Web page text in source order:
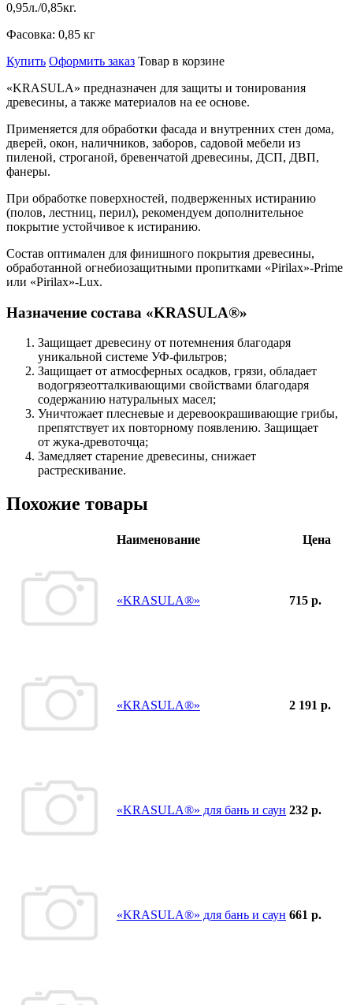
0,95л./0,85кг.
Фасовка: 0,85 кг
Купить Оформить заказ Товар в корзине
«KRASULA» предназначен для защиты и тонирования
древесины, а также материалов на ее основе.
Применяется для обработки фасада и внутренних стен дома,
дверей, окон, наличников, заборов, садовой мебели из
пиленой, строганой, бревенчатой древесины, ДСП, ДВП,
фанеры.
При обработке поверхностей, подверженных истиранию
(полов, лестниц, перил), рекомендуем дополнительное
покрытие устойчивое к истиранию.
Состав оптимален для финишного покрытия древесины,
обработанной огнебиозащитными пропитками «Pirilax»-Prime
или «Pirilax»-Lux.
Назначение состава «KRASULA®»
Защищает древесину от потемнения благодаря
уникальной системе УФ-фильтров;
Защищает от атмосферных осадков, грязи, обладает
водогрязеотталкивающими свойствами благодаря
содержанию натуральных масел;
Уничтожает плесневые и деревоокрашивающие грибы,
препятствует их повторному появлению. Защищает
от жука-древоточца;
Замедляет старение древесины, снижает
растрескивание.
Похожие товары
Наименование Цена
«KRASULA®» 715 р.
«KRASULA®» 2 191 р.
«KRASULA®» для бань и саун 232 р.
«KRASULA®» для бань и саун 661 р.